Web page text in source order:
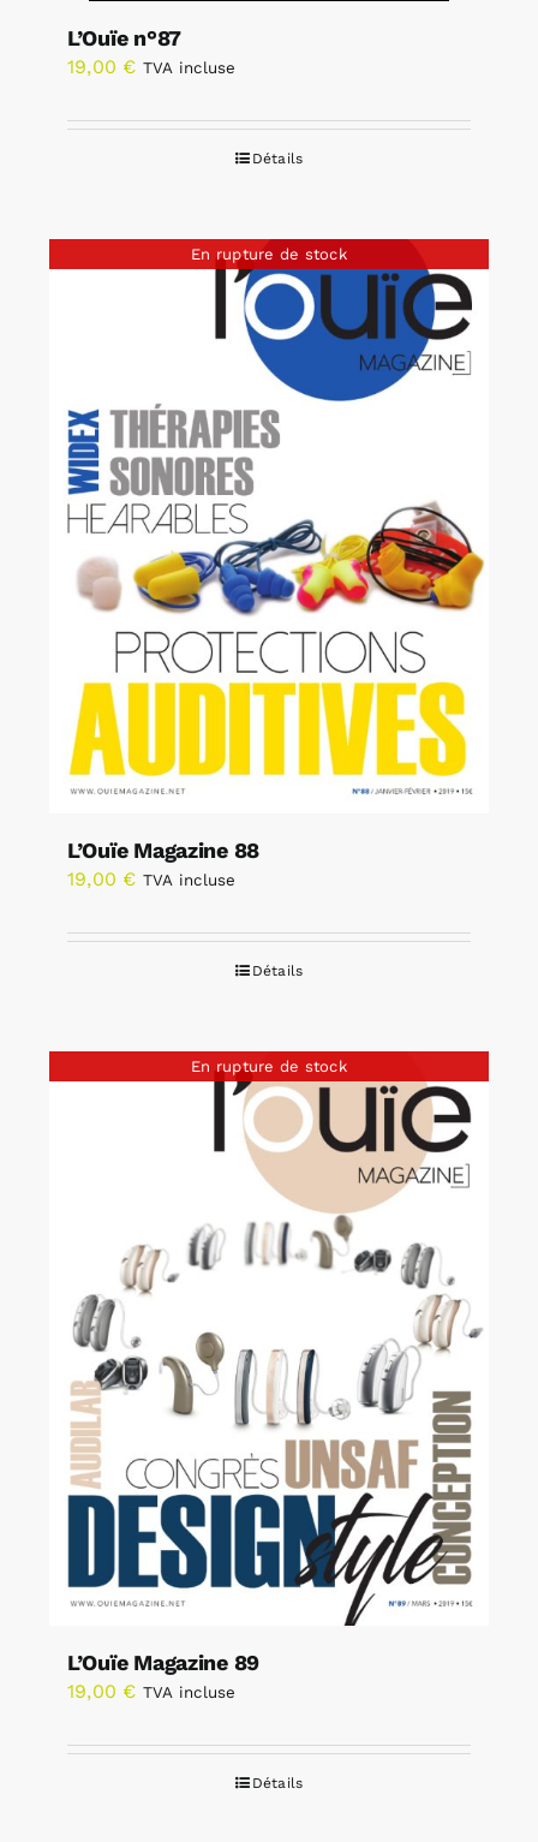
L’Ouïe n°87
19,00 € TVA incluse
Détails
En rupture de stock
L’Ouïe Magazine 88
19,00 € TVA incluse
Détails
En rupture de stock
L’Ouïe Magazine 89
19,00 € TVA incluse
Détails